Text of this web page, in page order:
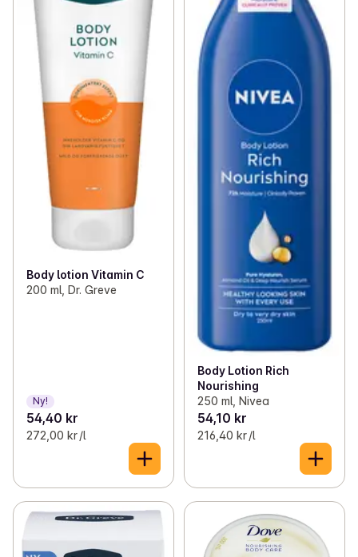
Body lotion Vitamin C
200 ml, Dr. Greve
Ny!
54,40 kr
272,00 kr /l
Body Lotion Rich
Nourishing
250 ml, Nivea
54,10 kr
216,40 kr /l